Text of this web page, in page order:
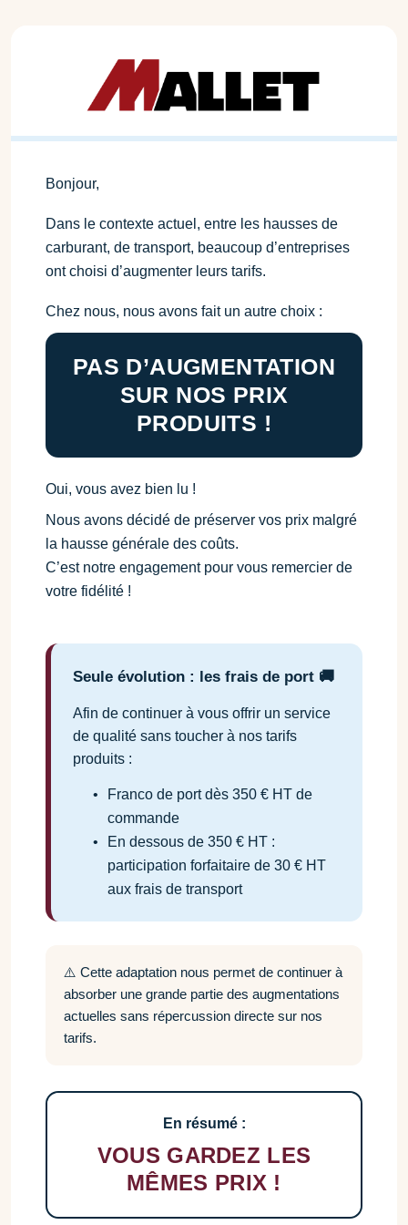
Bonjour,
Dans le contexte actuel, entre les hausses de
carburant, de transport, beaucoup d’entreprises
ont choisi d’augmenter leurs tarifs.
Chez nous, nous avons fait un autre choix :
PAS D’AUGMENTATION
SUR NOS PRIX
PRODUITS !
Oui, vous avez bien lu !
Nous avons décidé de préserver vos prix malgré
la hausse générale des coûts.
C’est notre engagement pour vous remercier de
votre fidélité !
Seule évolution : les frais de port 🚚
Afin de continuer à vous offrir un service
de qualité sans toucher à nos tarifs
produits :
•
Franco de port dès 350 € HT de
commande
•
En dessous de 350 € HT :
participation forfaitaire de 30 € HT
aux frais de transport
⚠️ Cette adaptation nous permet de continuer à
absorber une grande partie des augmentations
actuelles sans répercussion directe sur nos
tarifs.
En résumé :
VOUS GARDEZ LES
MÊMES PRIX !